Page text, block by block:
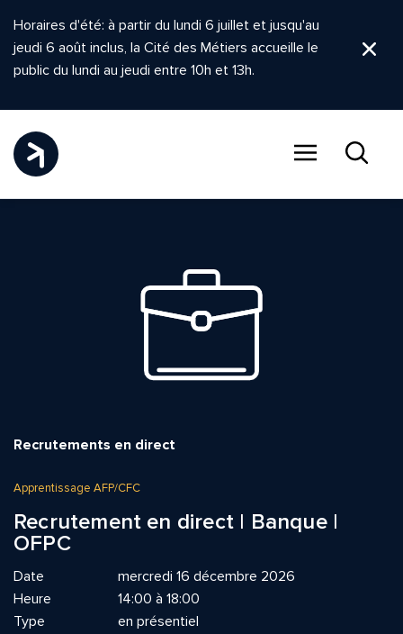
Horaires d'été: à partir du lundi 6 juillet et jusqu'au
jeudi 6 août inclus, la Cité des Métiers accueille le
public du lundi au jeudi entre 10h et 13h.
Recrutements en direct
Apprentissage AFP/CFC
Recrutement en direct | Banque |
OFPC
Date
mercredi 16 décembre 2026
Heure
14:00 à 18:00
Type
en présentiel